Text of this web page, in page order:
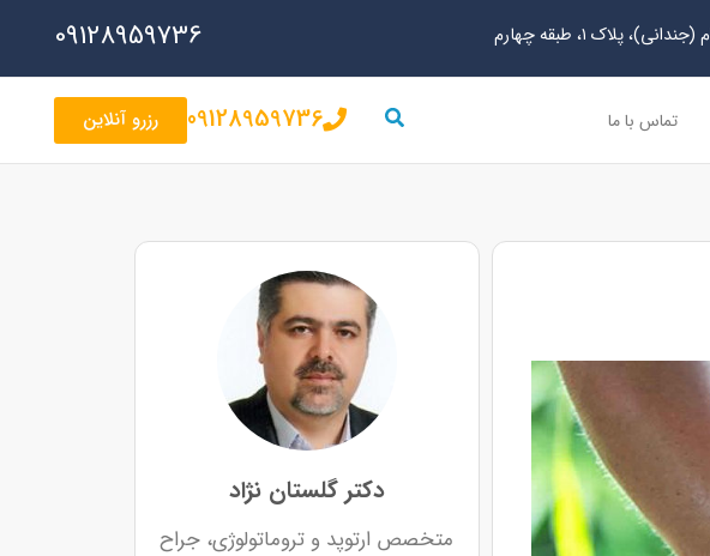
09128959736
تماس با ما 09128959736 رزرو آنلاین
دکتر گلستان نژاد
متخصص ارتوپد و تروماتولوژی، جراح